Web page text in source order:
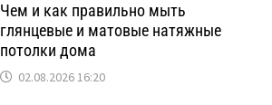
Чем и как правильно мыть
глянцевые и матовые натяжные
потолки дома
02.08.2026 16:20